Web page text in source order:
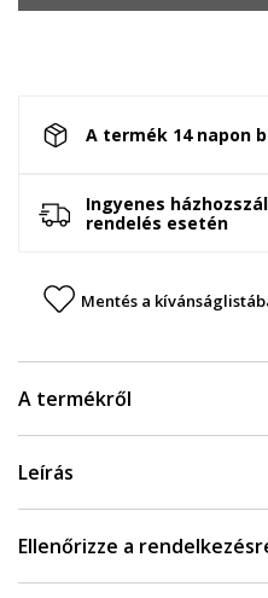
A termék 14 napon
Ingyenes
rendelés esetén
Mentés a
A termékről
Leírás
Ellenőrizze a